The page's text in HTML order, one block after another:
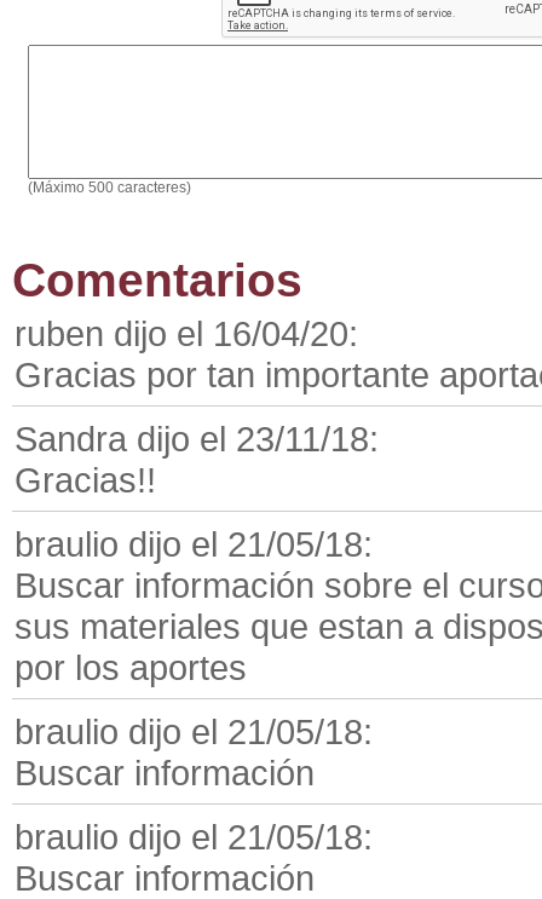
(Máximo 500 caracteres)
Comentarios
ruben dijo el 16/04/20:
Gracias por tan importante
Sandra dijo el 23/11/18:
Gracias!!
braulio dijo el 21/05/18:
Buscar información sobre el
sus materiales que estan a
por los aportes
braulio dijo el 21/05/18:
Buscar información
braulio dijo el 21/05/18:
Buscar información